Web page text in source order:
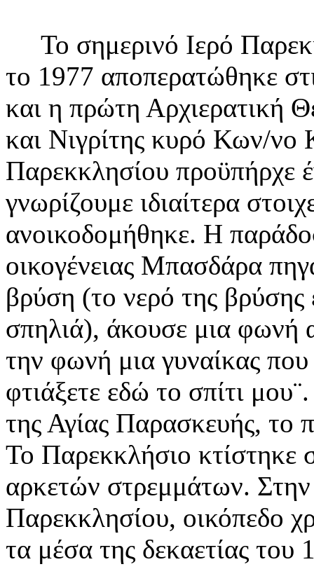
Το σημερινό Ιερό
το 1977 αποπερατώθηκε
και η πρώτη Αρχιερατική
και Νιγρίτης κυρό Κων/νο
Παρεκκλησίου προϋπήρχε
γνωρίζουμε ιδιαίτερα
ανοικοδομήθηκε. Η
οικογένειας Μπασδάρα
βρύση (το νερό της
σπηλιά), άκουσε μια φωνή
την φωνή μια γυναίκας
φτιάξετε εδώ το σπίτι
της Αγίας Παρασκευής, το
Το Παρεκκλήσιο κτίστηκε
αρκετών στρεμμάτων.
Παρεκκλησίου, οικόπεδο
τα μέσα της δεκαετίας